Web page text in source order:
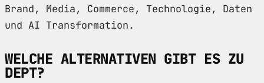
Brand, Media, Commerce, Technologie, Daten
und AI Transformation.
WELCHE ALTERNATIVEN GIBT ES ZU
DEPT?